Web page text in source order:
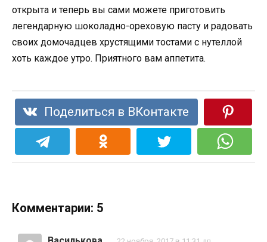
открыта и теперь вы сами можете приготовить
легендарную шоколадно-ореховую пасту и радовать
своих домочадцев хрустящими тостами с нутеллой
хоть каждое утро. Приятного вам аппетита.
Поделиться в ВКонтакте
Комментарии: 5